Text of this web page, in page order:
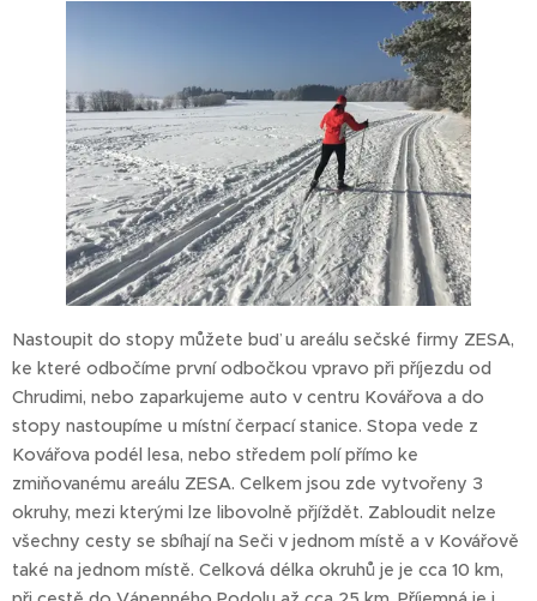
Nastoupit do stopy můžete buď u areálu sečské firmy ZESA,
ke které odbočíme první odbočkou vpravo při příjezdu od
Chrudimi, nebo zaparkujeme auto v centru Kovářova a do
stopy nastoupíme u místní čerpací stanice. Stopa vede z
Kovářova podél lesa, nebo středem polí přímo ke
zmiňovanému areálu ZESA. Celkem jsou zde vytvořeny 3
okruhy, mezi kterými lze libovolně přjíždět. Zabloudit nelze
všechny cesty se sbíhají na Seči v jednom místě a v Kovářově
také na jednom místě. Celková délka okruhů je je cca 10 km,